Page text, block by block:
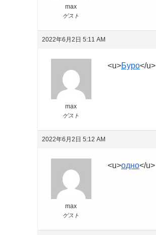
max
ゲスト
2022年6月2日 5:11 AM
max
ゲスト
<u>Буро</u>
2022年6月2日 5:12 AM
max
ゲスト
<u>одно</u>